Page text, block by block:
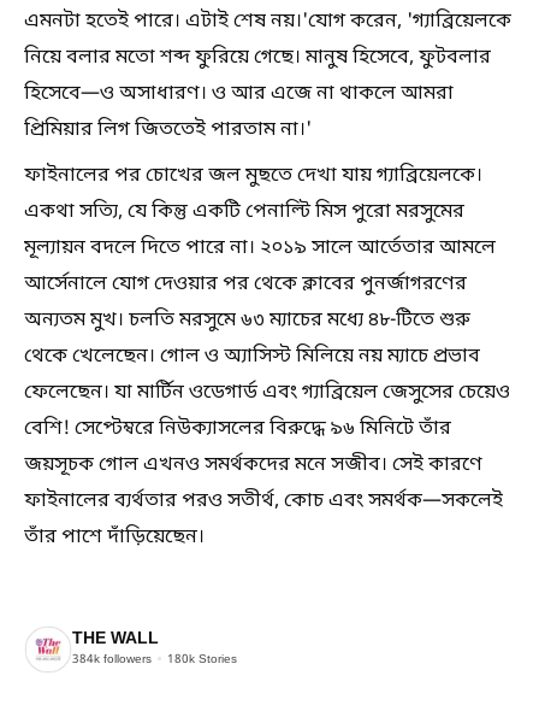
এমনটা হতেই পারে। এটাই শেষ নয়।'যোগ করেন, 'গ্যাব্রিয়েলকে
নিয়ে বলার মতো শব্দ ফুরিয়ে গেছে। মানুষ হিসেবে, ফুটবলার
হিসেবে—ও অসাধারণ। ও আর এজে না থাকলে আমরা
প্রিমিয়ার লিগ জিততেই পারতাম না।'
ফাইনালের পর চোখের জল মুছতে দেখা যায় গ্যাব্রিয়েলকে।
একথা সত্যি, যে কিন্তু একটি পেনাল্টি মিস পুরো মরসুমের
মূল্যায়ন বদলে দিতে পারে না। ২০১৯ সালে আর্তেতার আমলে
আর্সেনালে যোগ দেওয়ার পর থেকে ক্লাবের পুনর্জাগরণের
অন্যতম মুখ। চলতি মরসুমে ৬৩ ম্যাচের মধ্যে ৪৮-টিতে শুরু
থেকে খেলেছেন। গোল ও অ্যাসিস্ট মিলিয়ে নয় ম্যাচে প্রভাব
ফেলেছেন। যা মার্টিন ওডেগার্ড এবং গ্যাব্রিয়েল জেসুসের চেয়েও
বেশি! সেপ্টেম্বরে নিউক্যাসলের বিরুদ্ধে ৯৬ মিনিটে তাঁর
জয়সূচক গোল এখনও সমর্থকদের মনে সজীব। সেই কারণে
ফাইনালের ব্যর্থতার পরও সতীর্থ, কোচ এবং সমর্থক—সকলেই
তাঁর পাশে দাঁড়িয়েছেন।
THE WALL
384k followers 180k Stories